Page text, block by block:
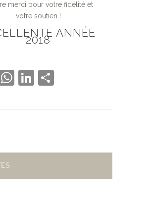
merci pour votre fidélité et
votre soutien !
ANNÉE
2018
WhatsApp
LinkedIn